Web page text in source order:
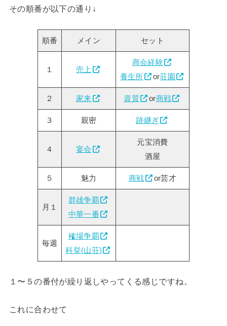
その順番が以下の通り↓
順番 メイン セット
１ 売上
商会経験
養生所
or荘園
２ 家来 資質 or商戦
３ 親密 跡継ぎ
４ 宴会
元宝消費
酒屋
５ 魅力 商戦 or芸才
月１
群雄争覇
中華一番
毎週
榷場争覇
科挙(山荘)
１〜５の番付が繰り返しやってくる感じですね。
これに合わせて